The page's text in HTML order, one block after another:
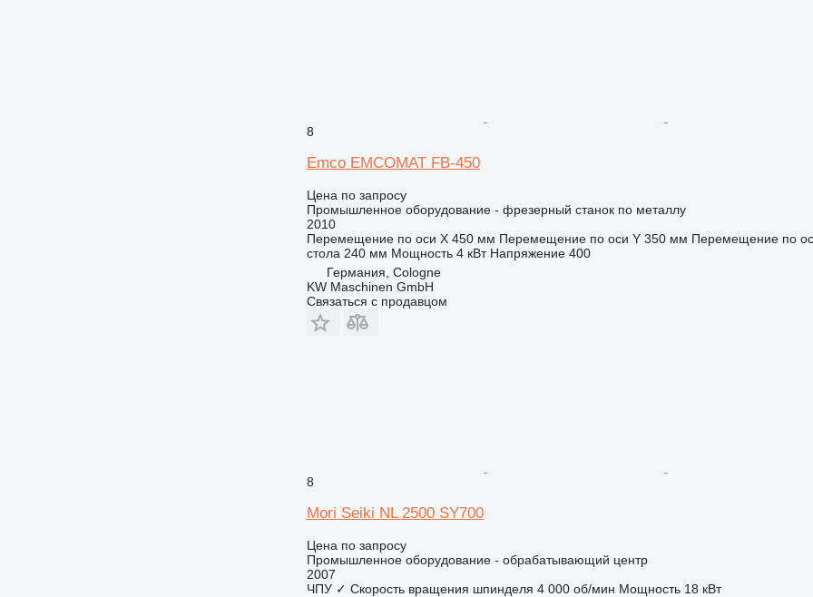
8
Emco EMCOMAT FB-450
Цена по запросу
Промышленное оборудование - фрезерный станок по металлу
2010
Перемещение по оси X 450 мм Перемещение по оси Y 350 мм Перемещение по
стола 240 мм Мощность 4 кВт Напряжение 400
Германия, Cologne
KW Maschinen GmbH
Связаться с продавцом
8
Mori Seiki NL 2500 SY700
Цена по запросу
Промышленное оборудование - обрабатывающий центр
2007
ЧПУ ✓ Скорость вращения шпинделя 4 000 об/мин Мощность 18 кВт